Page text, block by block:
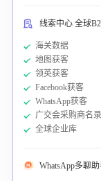
线索中心 全球
海关数据
地图获客
领英获客
Facebook获客
WhatsApp获客
广交会采购商名录
全球企业库
WhatsApp多聊